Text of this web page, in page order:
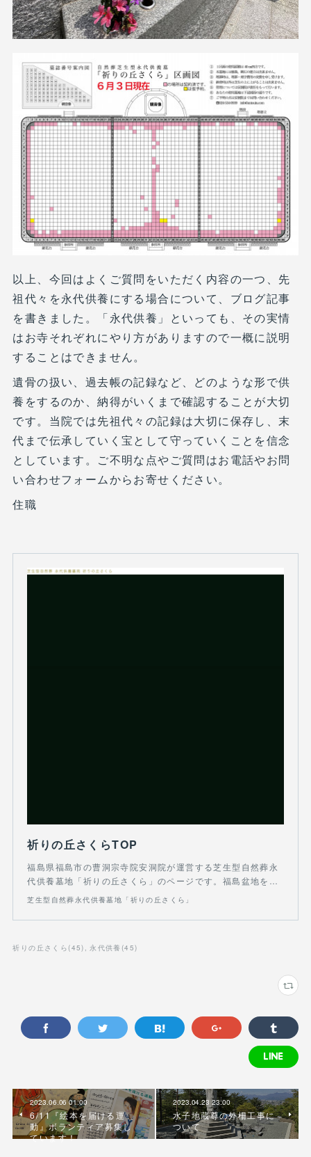
以上、今回はよくご質問をいただく内容の一つ、先
祖代々を永代供養にする場合について、ブログ記事
を書きました。「永代供養」といっても、その実情
はお寺それぞれにやり方がありますので一概に説明
することはできません。
遺骨の扱い、過去帳の記録など、どのような形で供
養をするのか、納得がいくまで確認することが大切
です。当院では先祖代々の記録は大切に保存し、末
代まで伝承していく宝として守っていくことを信念
としています。ご不明な点やご質問はお電話やお問
い合わせフォームからお寄せください。
住職
祈りの丘さくらTOP
福島県福島市の曹洞宗寺院安洞院が運営する芝生型自然葬永
代供養墓地「祈りの丘さくら」のページです。福島盆地を…
芝生型自然葬永代供養墓地「祈りの丘さくら」
祈りの丘さくら (45) 永代供養 (45)
2023.06.06 01:00
6/11『絵本を届ける運
動』ボランティア募集し
ています！
2023.04.23 23:00
水子地蔵尊の外柵工事に
ついて